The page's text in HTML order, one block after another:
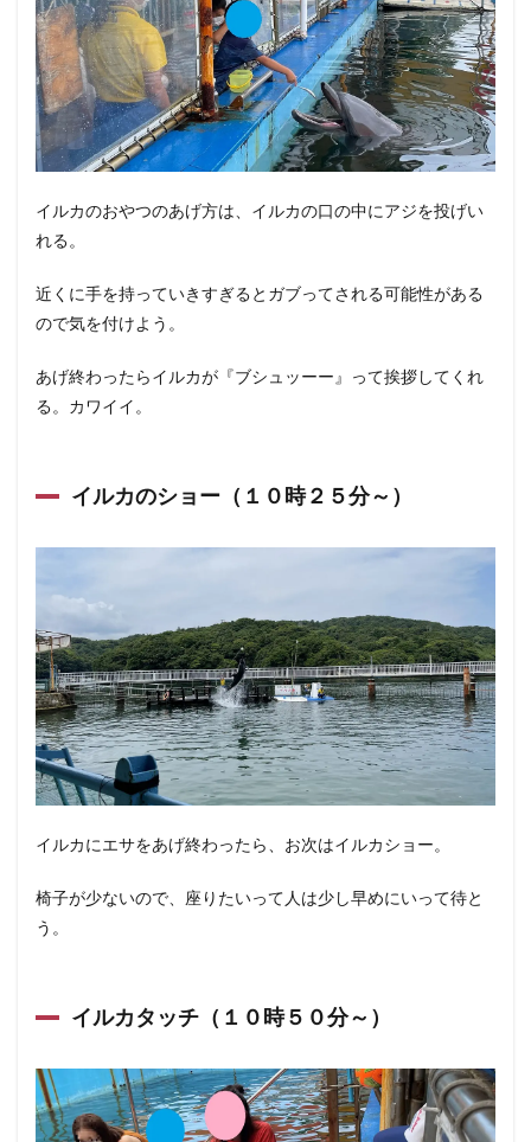
イルカのおやつのあげ方は、イルカの口の中にアジを投げい
れる。
近くに手を持っていきすぎるとガブってされる可能性がある
ので気を付けよう。
あげ終わったらイルカが『ブシュッーー』って挨拶してくれ
る。カワイイ。
イルカのショー（１０時２５分～）
イルカにエサをあげ終わったら、お次はイルカショー。
椅子が少ないので、座りたいって人は少し早めにいって待と
う。
イルカタッチ（１０時５０分～）